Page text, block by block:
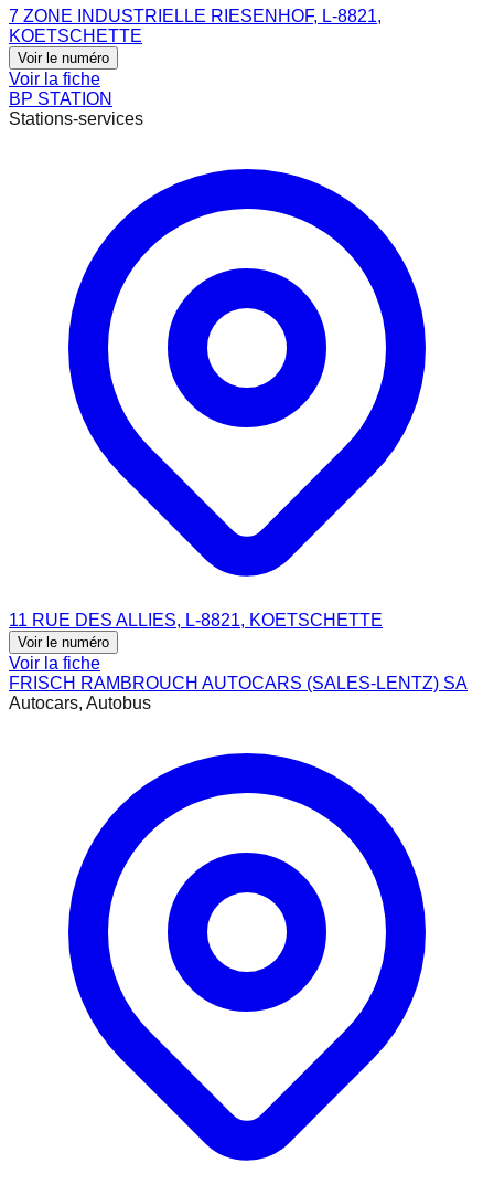
7 ZONE INDUSTRIELLE RIESENHOF, L-8821,
KOETSCHETTE
Voir le numéro
Voir la fiche
BP STATION
Stations-services
11 RUE DES ALLIES, L-8821, KOETSCHETTE
Voir le numéro
Voir la fiche
FRISCH RAMBROUCH AUTOCARS (SALES-LENTZ) SA
Autocars, Autobus